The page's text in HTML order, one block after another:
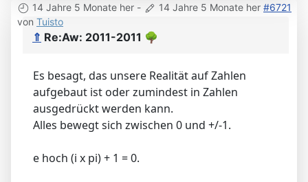
14 Jahre 5 Monate her - 14 Jahre 5 Monate her #6721
von Tuisto
⇑ Re:Aw: 2011-2011 🌳
Es besagt, das unsere Realität auf Zahlen
aufgebaut ist oder zumindest in Zahlen
ausgedrückt werden kann.
Alles bewegt sich zwischen 0 und +/-1.
e hoch (i x pi) + 1 = 0.